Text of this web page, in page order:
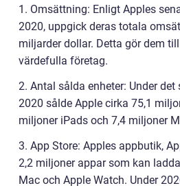
1. Omsättning: Enligt Apples
2020, uppgick deras totala
miljarder dollar. Detta gör dem
värdefulla företag.
2. Antal sålda enheter: Under
2020 sålde Apple cirka 75,1
miljoner iPads och 7,4 miljoner
3. App Store: Apples appbutik,
2,2 miljoner appar som kan
Mac och Apple Watch. Under